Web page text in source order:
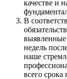
качестве и
В
выявленные
недель
наше
всего срока